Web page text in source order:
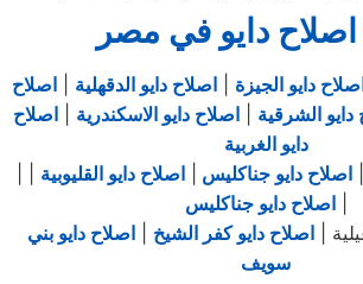
دايو في مصر
اصلاح دايو الجيزة |اصلاح دايو الدقهلية |اصلاح
دايو الشرقية اصلاح دايو الاسكندرية
اصلاح
دايو الغربية
اصلاح دايو جناكليس اصلاح دايو القليوبية
اصلاح دايو جناكليس|
| اصلاح دايو كفر الشيخ
اصلاح دايو بني
سويف